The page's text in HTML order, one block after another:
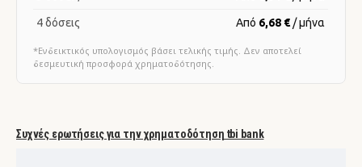
Συχνές ερωτήσεις για την χρηματοδότηση tbi bank
4 δόσεις Από 6,68 € / μήνα
*Ενδεικτικός υπολογισμός βάσει τελικής τιμής. Δεν αποτελεί
δεσμευτική προσφορά χρηματοδότησης.